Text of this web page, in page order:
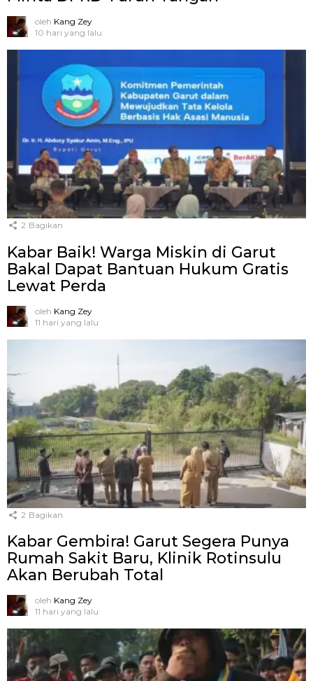
oleh Kang Zey
10 hari yang lalu
2 Bagikan
Kabar Baik! Warga Miskin di Garut
Bakal Dapat Bantuan Hukum Gratis
Lewat Perda
oleh Kang Zey
11 hari yang lalu
2 Bagikan
Kabar Gembira! Garut Segera Punya
Rumah Sakit Baru, Klinik Rotinsulu
Akan Berubah Total
oleh Kang Zey
11 hari yang lalu